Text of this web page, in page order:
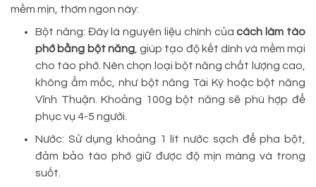
mềm mịn, thơm ngon này:
Bột năng: Đây là nguyên liệu chính củacách làm tào
phớ bằng bột năng, giúp tạo độ kết dính và mềm mại
cho tào phớ. Nên chọn loại bột năng chất lượng cao,
không ẩm mốc, như bột năng Tài Ký hoặc bột năng
Vĩnh Thuận. Khoảng 100g bột năng sẽ phù hợp để
phục vụ 4-5 người.
Nước: Sử dụng khoảng 1 lít nước sạch để pha bột,
đảm bảo tào phớ giữ được độ mịn màng và trong
suốt.